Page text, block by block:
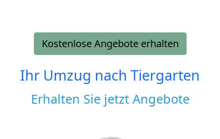
Kostenlose Angebote erhalten
Ihr Umzug nach Tiergarten
Erhalten Sie jetzt Angebote